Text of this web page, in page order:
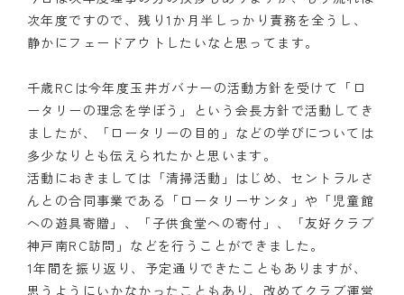
次年度ですので、残り1か月半しっかり責務を全うし、
静かにフェードアウトしたいなと思ってます。
千歳RCは今年度玉井ガバナーの活動方針を受けて「ロ
ータリーの理念を学ぼう」という会長方針で活動してき
ましたが、「ロータリーの目的」などの学びについては
多少なりとも伝えられたかと思います。
活動におきましては「清掃活動」はじめ、セントラルさ
んとの合同事業である「ロータリーサンタ」や「児童館
への遊具寄贈」、「子供食堂への寄付」、「友好クラブ
神戸南RC訪問」などを行うことができました。
1年間を振り返り、予定通りできたこともありますが、
思うようにいかなかったこともあり、改めてクラブ運営